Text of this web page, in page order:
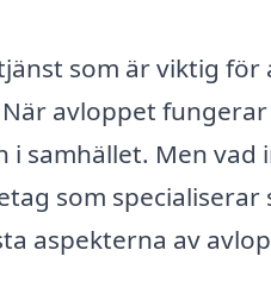
som är viktig
avloppet
i samhället. Men
som
aspekterna av